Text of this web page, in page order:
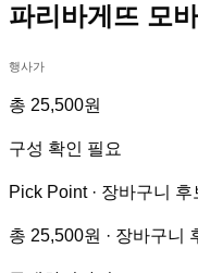
파리바게뜨 모
행사가
총 25,500원
구성 확인 필요
Pick Point · 장바구니 후
총 25,500원 · 장바구니